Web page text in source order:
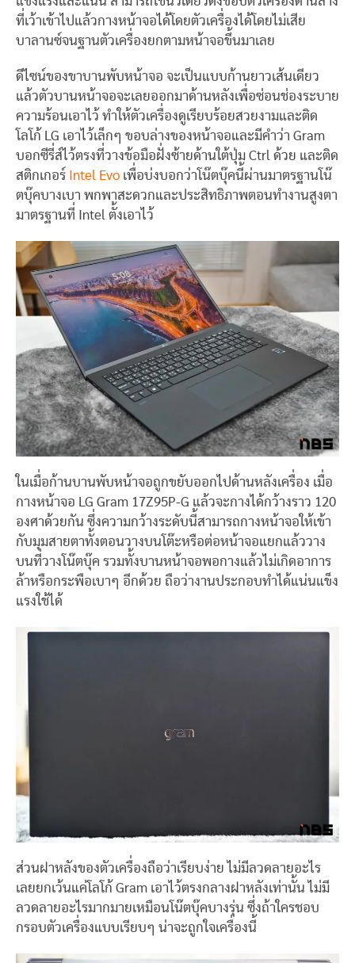
ที่เว้าเข้าไปแล้วกางหน้าจอได้โดยตัวเครื่องได้โดยไม่เสีย
บาลานซ์จนฐานตัวเครื่องยกตามหน้าจอขึ้นมาเลย
ดีไซน์ของขาบานพับหน้าจอ จะเป็นแบบก้านยาวเส้นเดียว
แล้วตัวบานหน้าจอจะเลยออกมาด้านหลังเพื่อซ่อนช่องระบาย
ความร้อนเอาไว้ ทำให้ตัวเครื่องดูเรียบร้อยสวยงามและติด
โลโก้ LG เอาไว้เล็กๆ ขอบล่างของหน้าจอและมีคำว่า Gram
บอกซีรี่ส์ไว้ตรงที่วางข้อมือฝั่งซ้ายด้านใต้ปุ่ม Ctrl ด้วย และติด
สติกเกอร์ Intel Evo เพื่อบ่งบอกว่าโน๊ตบุ๊คนี้ผ่านมาตรฐานโน๊
ตบุ๊คบางเบา พกพาสะดวกและประสิทธิภาพตอนทำงานสูงตา
มาตรฐานที่ Intel ตั้งเอาไว้
ในเมื่อก้านบานพับหน้าจอถูกขยับออกไปด้านหลังเครื่อง เมื่อ
กางหน้าจอ LG Gram 17Z95P-G แล้วจะกางได้กว้างราว 120
องศาด้วยกัน ซึ่งความกว้างระดับนี้สามารถกางหน้าจอให้เข้า
กับมุมสายตาทั้งตอนวางบนโต๊ะหรือต่อหน้าจอแยกแล้ววาง
บนที่วางโน๊ตบุ๊ค รวมทั้งบานหน้าจอพอกางแล้วไม่เกิดอาการ
ล้าหรือกระพือเบาๆ อีกด้วย ถือว่างานประกอบทำได้แน่นแข็ง
แรงใช้ได้
ส่วนฝาหลังของตัวเครื่องถือว่าเรียบง่าย ไม่มีลวดลายอะไร
เลยยกเว้นแค่โลโก้ Gram เอาไว้ตรงกลางฝาหลังเท่านั้น ไม่มี
ลวดลายอะไรมากมายเหมือนโน๊ตบุ๊คบางรุ่น ซึ่งถ้าใครชอบ
กรอบตัวเครื่องแบบเรียบๆ น่าจะถูกใจเครื่องนี้